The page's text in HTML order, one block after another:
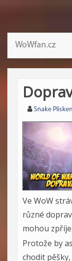
WoWfan.cz
Snake Plisken
Ve WoW
různé
mohou
Protože by
chodit